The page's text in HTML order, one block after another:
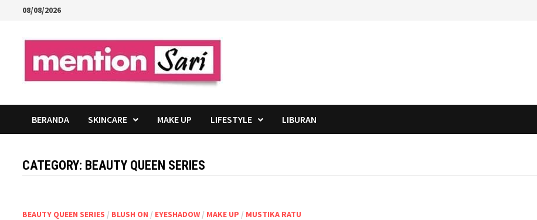
content
08/08/2026
BERANDA SKINCARE MAKE UP LIFESTYLE LIBURAN
CATEGORY: BEAUTY QUEEN SERIES
BEAUTY QUEEN SERIES / BLUSH ON / EYESHADOW / MAKE UP / MUSTIKA RATU